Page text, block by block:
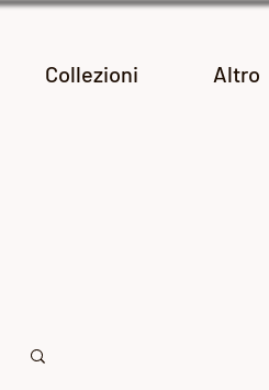
Collezioni Altro